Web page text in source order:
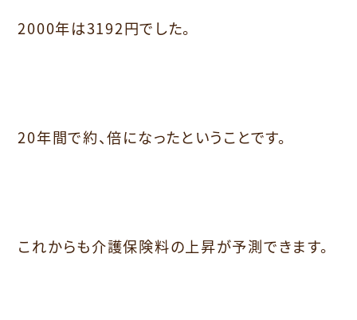
2000年は3192円でした。
20年間で約、倍になったということです。
これからも介護保険料の上昇が予測できます。